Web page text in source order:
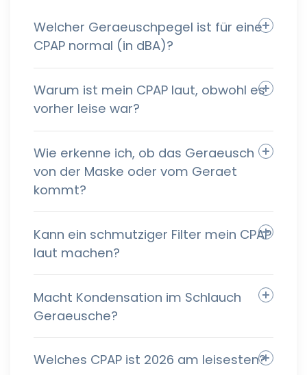
Welcher Geraeuschpegel ist für eine
CPAP normal (in dBA)?
Warum ist mein CPAP laut, obwohl es
vorher leise war?
Wie erkenne ich, ob das Geraeusch
von der Maske oder vom Geraet
kommt?
Kann ein schmutziger Filter mein CPAP
laut machen?
Macht Kondensation im Schlauch
Geraeusche?
Welches CPAP ist 2026 am leisesten?